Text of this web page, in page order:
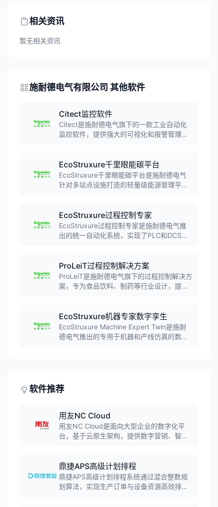
相关资讯
暂无相关资讯
施耐德电气有限公司 其他软件
Citect监控软件
Citect是施耐德电气旗下的一款工业自动化
监控软件，提供强大的可视化和报警管理功
EcoStruxure千里眼能碳平台
EcoStruxure千里眼能碳平台是施耐德电气
针对多站点设施打造的轻量级能源管理平
和可持续发展解决方案。
EcoStruxure过程控制专家
EcoStruxure过程控制专家是施耐德电气推
出的统一自动化系统，实现了PLC和DCS技
卓越价值。
ProLeiT过程控制解决方案
ProLeiT是施耐德电气旗下的过程控制解决方
案，专为食品饮料、制药等行业设计，提供
EcoStruxure机器专家数字孪生
EcoStruxure Machine Expert Twin是施耐
德电气推出的专用于机器和产线仿真的数字
软件推荐
用友NC Cloud
用友NC Cloud是面向大型企业的数字化平
台，基于云原生架构，提供数字营销、智能
转型。
鼎捷APS高级计划排程
鼎捷APS高级计划排程系统通过混合整数规
划算法，实现生产订单与设备资源高效排